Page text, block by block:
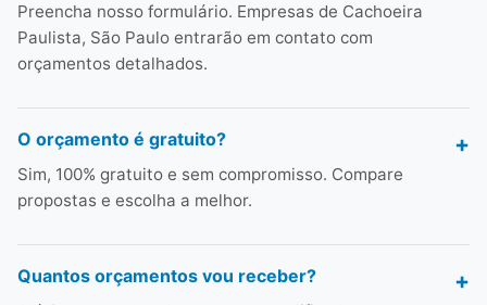
Preencha nosso formulário. Empresas de Cachoeira
Paulista, São Paulo entrarão em contato com
orçamentos detalhados.
O orçamento é gratuito?
Sim, 100% gratuito e sem compromisso. Compare
propostas e escolha a melhor.
Quantos orçamentos vou receber?